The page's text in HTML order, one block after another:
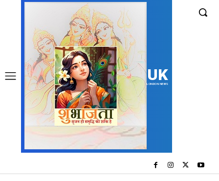
UK
LONDON NEWS